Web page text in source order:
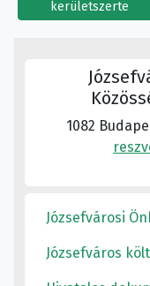
kerületszerte
1082
Józsefvárosi
Józsefváros